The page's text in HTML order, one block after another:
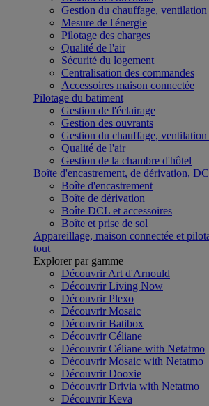
Gestion du chauffage,
Mesure de l'énergie
Pilotage des charges
Qualité de l'air
Sécurité du logement
Centralisation des commandes
Accessoires maison connectée
Pilotage du batiment
Gestion de l'éclairage
Gestion des ouvrants
Gestion du chauffage,
Qualité de l'air
Gestion de la chambre d'hôtel
Boîte d'encastrement, de dérivation,
Boîte d'encastrement
Boîte de dérivation
Boîte DCL et accessoires
Boîte et prise de sol
Appareillage, maison connectée et
tout
Explorer par gamme
Découvrir Art d'Arnould
Découvrir Living Now
Découvrir Plexo
Découvrir Mosaic
Découvrir Batibox
Découvrir Céliane
Découvrir Céliane with Netatmo
Découvrir Mosaic with Netatmo
Découvrir Dooxie
Découvrir Drivia with Netatmo
Découvrir Keva